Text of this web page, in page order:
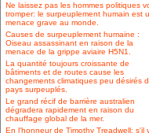
Ne laissez pas les hommes politiques
tromper: le surpeuplement humain est
menace grave au monde.
Causes de surpeuplement humaine :
Oiseau assassinant en raison de la
menace de la grippe aviaire H5N1.
La quantité toujours croissante de
bâtiments et de routes cause les
changements climatiques peu désirés
pays surpeuplés.
Le grand récif de barrière australien
dégradera rapidement en raison du
chauffage global de la mer.
En l'honneur de Timothy Treadwell: s'il